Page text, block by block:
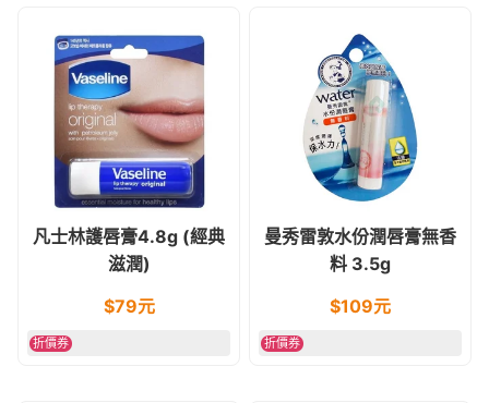
凡士林護唇膏4.8g (經典
滋潤)
$79元
折價券
曼秀雷敦水份潤唇膏無香
料 3.5g
$109元
折價券